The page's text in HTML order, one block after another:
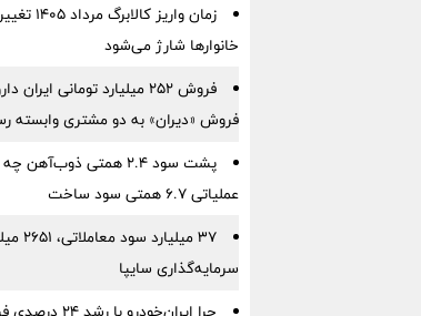
زمان
خانوارها شارژ می‌شود
فروش ۲۵۲ میلیارد تومانی
فروش «دیران» به دو مشتری وابسته
پشت سود ۲.۴ همتی
عملیاتی ۶.۷ همتی سود ساخت
۳۷
سرمایه‌گذاری سایپا